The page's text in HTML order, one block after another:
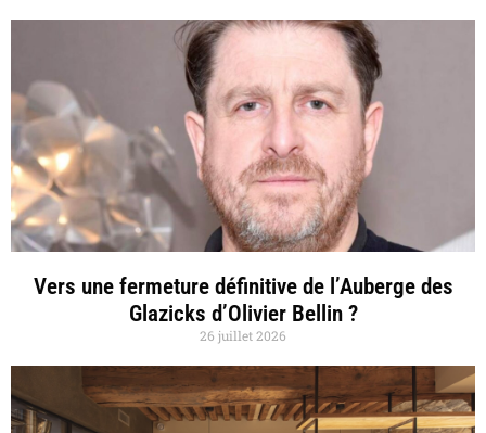
Vers une fermeture définitive de l’Auberge des
Glazicks d’Olivier Bellin ?
26 juillet 2026